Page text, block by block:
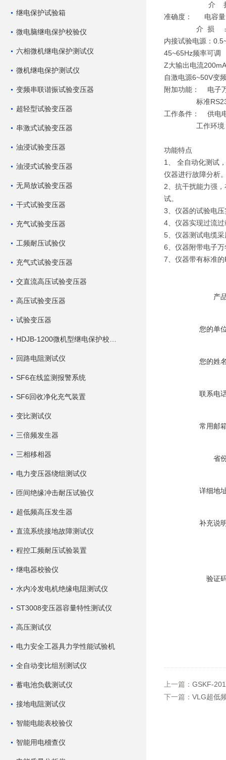
继电保护试验箱
微电脑继电保护校验仪
六相微机继电保护测试仪
微机继电保护测试仪
变频串联谐振试验变压器
超轻型试验变压器
串激式试验变压器
油浸试验变压器
油浸式试验变压器
无局放试验变压器
干式试验变压器
充气试验变压器
工频耐压试验仪
充气式试验变压器
交直流高压试验变压器
高压试验变压器
试验变压器
回路电阻测试仪
SF6在线监测报警系统
SF6回收净化充气装置
变比测试仪
三倍频发生器
三相移相器
电力变压器绕组测试仪
匝间绝缘冲击耐压试验仪
超低频高压发生器
直流系统接地故障测试仪
程控工频耐压试验装置
继电器校验仪
水内冷发电机绝缘电阻测试仪
ST3008变压器容量特性测试仪
高压测试仪
电力安全工器具力学性能试验机
全自动变比组别测试仪
蓄电池负载测试仪
接地电阻测试仪
智能电能表校验仪
智能用电稽查仪
介 损 不限
准确度： 电容
介 损 ±(2%
内接试验电源：
45~65Hz频率可调
Z大输出电流200mA
自激电源6~50V变
附加功能： 电子
标准RS232
工作条件： 供电
工作环境 温
功能特点
1、 全自动化测试
仪器进行故障分析
2、抗干扰能力强
试。
3、仪器的试验电压
4、仪器实现过流
5、仪器测试电缆
6、仪器附带电子
7、仪器带有标准
产
您的单
您的姓
联系电
常用邮
省
详细地
补充说
验证
上一篇： GSKF-
下一篇： VLG超低